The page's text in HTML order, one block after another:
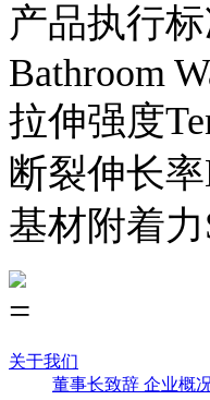
产品执行
Bathroom
拉伸强度
断裂伸长
基材附着力
关于我们
董事长致辞 企业概